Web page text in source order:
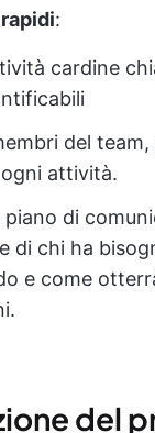
:
cardine
del
attività.
piano di
di chi ha
e come
del